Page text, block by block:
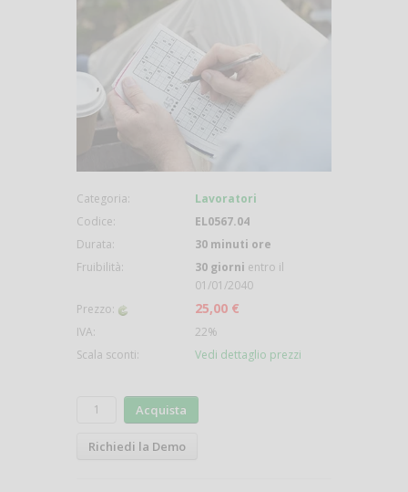
Categoria:
Lavoratori
Codice:
EL0567.04
Durata:
30 minuti ore
Fruibilità:
30 giorni entro il
01/01/2040
Prezzo:
25,00 €
IVA:
22%
Scala sconti:
Vedi dettaglio prezzi
Acquista
Richiedi la Demo